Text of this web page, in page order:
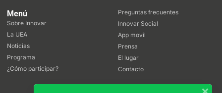
Menú
Sobre Innovar
La UEA
Noticias
Programa
¿Cómo participar?
Preguntas frecuentes
Innovar Social
App movil
Prensa
El lugar
Contacto